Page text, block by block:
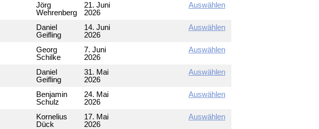
Jörg
Wehrenberg
21. Juni
2026
Auswählen
Daniel
Geifling
14. Juni
2026
Auswählen
Georg
Schilke
7. Juni
2026
Auswählen
Daniel
Geifling
31. Mai
2026
Auswählen
Benjamin
Schulz
24. Mai
2026
Auswählen
Kornelius
Dück
17. Mai
2026
Auswählen